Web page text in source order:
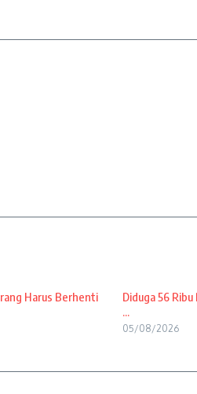
Harus Berhenti
Diduga 56
...
05/08/2026